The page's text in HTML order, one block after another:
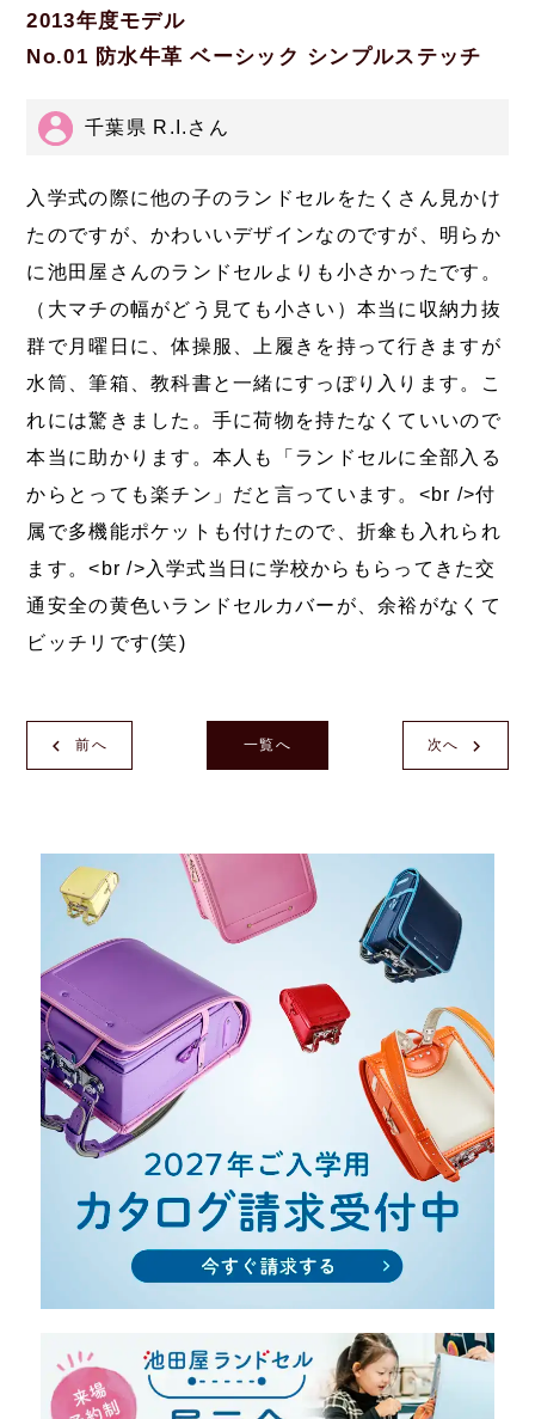
2013年度モデル
No.01 防水牛革 ベーシック シンプルステッチ
千葉県 R.I.さん
入学式の際に他の子のランドセルをたくさん見かけ
たのですが、かわいいデザインなのですが、明らか
に池田屋さんのランドセルよりも小さかったです。
（大マチの幅がどう見ても小さい）本当に収納力抜
群で月曜日に、体操服、上履きを持って行きますが
水筒、筆箱、教科書と一緒にすっぽり入ります。こ
れには驚きました。手に荷物を持たなくていいので
本当に助かります。本人も「ランドセルに全部入る
からとっても楽チン」だと言っています。<br />付
属で多機能ポケットも付けたので、折傘も入れられ
ます。<br />入学式当日に学校からもらってきた交
通安全の黄色いランドセルカバーが、余裕がなくて
ビッチリです(笑)
前へ 次へ
一覧へ